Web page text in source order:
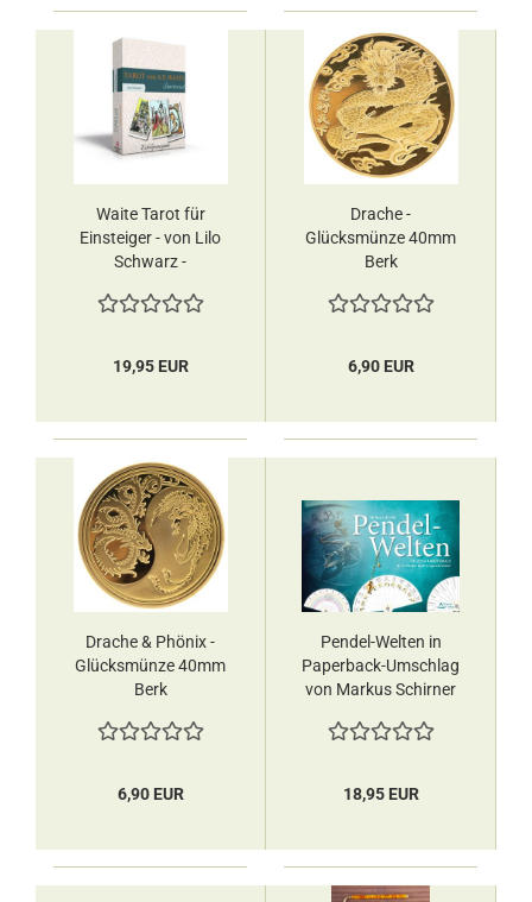
Waite Tarot für
Einsteiger - von Lilo
Schwarz -
19,95 EUR
Drache -
Glücksmünze 40mm
Berk
6,90 EUR
Drache & Phönix -
Glücksmünze 40mm
Berk
6,90 EUR
Pendel-Welten in
Paperback-Umschlag
von Markus Schirner
18,95 EUR